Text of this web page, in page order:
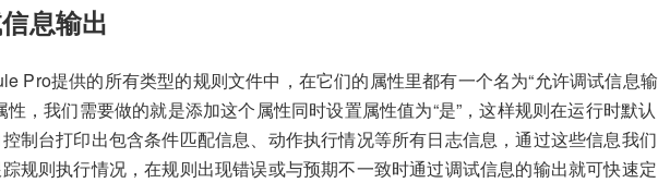
息输出
Pro提供的所有类型的规则文件中，在它们的属性里都有一个名为“允许调试信息输
性，我们需要做的就是添加这个属性同时设置属性值为“是”，这样规则在运行时默认
制台打印出包含条件匹配信息、动作执行情况等所有日志信息，通过这些信息我们
规则执行情况，在规则出现错误或与预期不一致时通过调试信息的输出就可快速定